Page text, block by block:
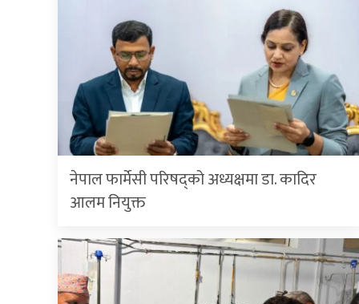
नेपाल फार्मेसी परिषद्को अध्यक्षमा डा. कादिर
आलम नियुक्त